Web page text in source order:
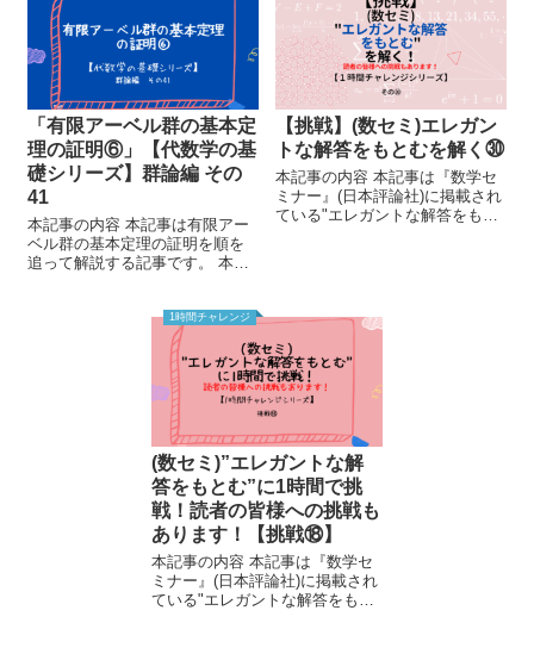
「有限アーベル群の基本定
理の証明⑥」【代数学の基
礎シリーズ】群論編 その
41
本記事の内容 本記事は有限アー
ベル群の基本定理の証明を順を
追って解説する記事です。 本記
理について知っている必要があ
るため、以下の記事も合わせて
ご覧ください。 ↓アー...
【挑戦】(数セミ)エレガン
トな解答をもとむを解く㉚
本記事の内容 本記事は『数学セ
ミナー』(日本評論社)に掲載され
ている"エレガントな解答をもと
1時間チャレンジ
(数セミ)”エレガントな解
答をもとむ”に1時間で挑
戦！読者の皆様への挑戦も
あります！【挑戦⑱】
本記事の内容 本記事は『数学セ
ミナー』(日本評論社)に掲載され
ている"エレガントな解答をもと